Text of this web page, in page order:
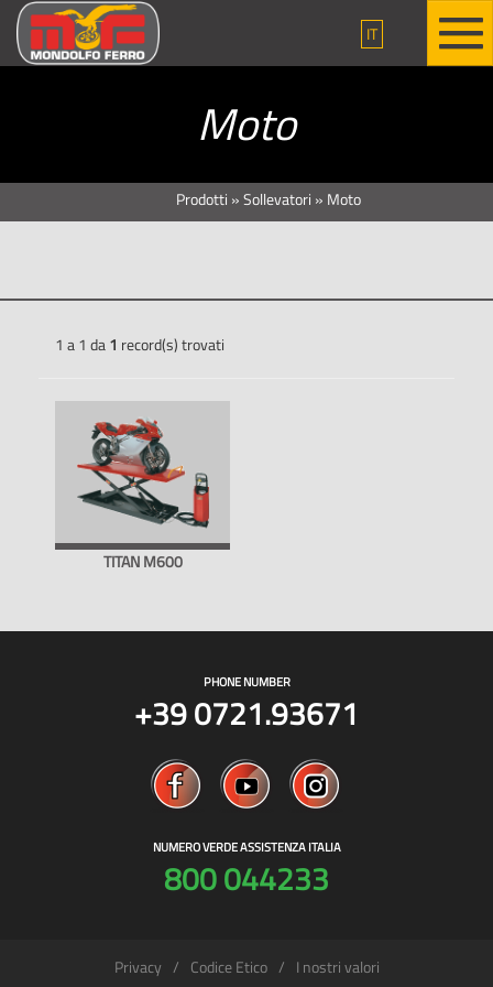
IT
Moto
Prodotti »Sollevatori » Moto
1 a 1 da1 record(s) trovati
TITAN M600
PHONE NUMBER
+39 0721.93671
NUMERO VERDE ASSISTENZA ITALIA
800 044233
Privacy Codice Etico I nostri valori